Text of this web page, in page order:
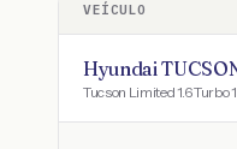
VEÍCULO
Hyundai
Tucson Limited 1.6 Turbo